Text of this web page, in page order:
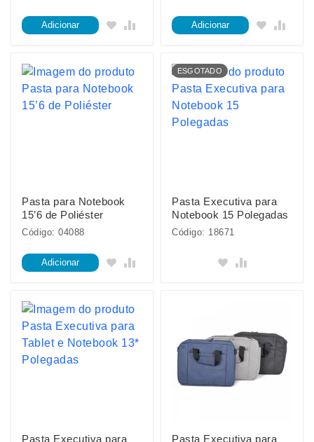
Adicionar Adicionar
Pasta para Notebook
15’6 de Poliéster
Código: 04088
Adicionar
ESGOTADO
Pasta Executiva para
Notebook 15 Polegadas
Código: 18671
Pasta Executiva para
Pasta Executiva para